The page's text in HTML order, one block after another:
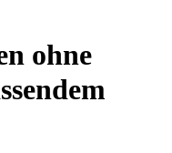
ohne